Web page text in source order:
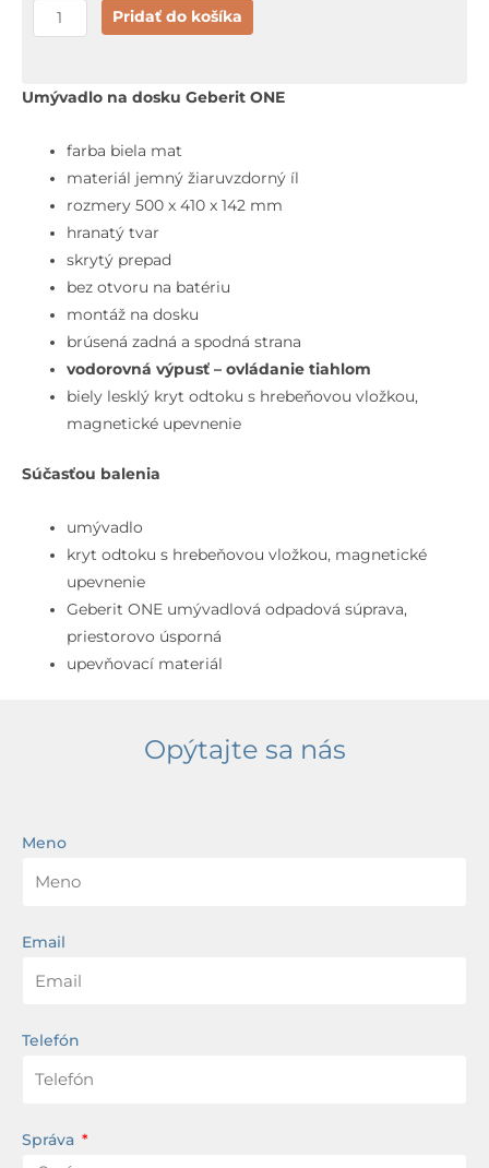
množstvo
Geberit
Umývadlo
dosku
50x41x14
cm,
skrytý
prepad,
bez
otvoru
batériu,
vodorovný
odtok,
biela
Pridať do košíka
Umývadlo na dosku Geberit ONE
farba biela mat
materiál jemný žiaruvzdorný íl
rozmery 500 x 410 x 142 mm
hranatý tvar
skrytý prepad
bez otvoru na batériu
montáž na dosku
brúsená zadná a spodná strana
vodorovná výpusť – ovládanie tiahlom
biely lesklý kryt odtoku s hrebeňovou vložkou,
magnetické upevnenie
Súčasťou balenia
umývadlo
kryt odtoku s hrebeňovou vložkou, magnetické
upevnenie
Geberit ONE umývadlová odpadová súprava,
priestorovo úsporná
upevňovací materiál
Opýtajte sa nás
Meno
Email
Telefón
Správa